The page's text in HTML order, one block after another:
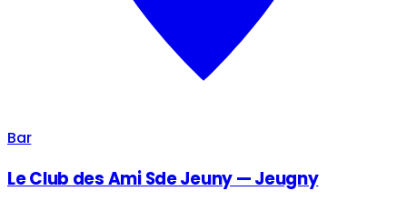
Bar
Le Club des Ami Sde Jeuny — Jeugny